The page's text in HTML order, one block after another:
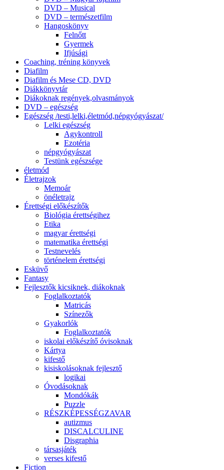
DVD – Musical
DVD – természetfilm
Hangoskönyv
Felnőtt
Gyermek
Ifjúsági
Coaching, tréning könyvek
Diafilm
Diafilm és Mese CD, DVD
Diákkönyvtár
Diákoknak regények,olvasmányok
DVD – egészség
Egészség /testi,lelki,életmód,népgyógyászat/
Lelki egészség
Agykontroll
Ezotéria
népgyógyászat
Testünk egészsége
életmód
Életrajzok
Memoár
önéletrajz
Érettségi előkészítők
Biológia érettségihez
Etika
magyar érettségi
matematika érettségi
Testnevelés
történelem érettségi
Esküvő
Fantasy
Fejlesztők kicsiknek, diákoknak
Foglalkoztatók
Matricás
Színezők
Gyakorlók
Foglalkoztatók
iskolai előkészítő óvisoknak
Kártya
kifestő
kisiskolásoknak fejlesztő
logikai
Óvodásoknak
Mondókák
Puzzle
RÉSZKÉPESSÉGZAVAR
autizmus
DISCALCULINE
Disgraphia
társasjáték
verses kifestő
Fiction